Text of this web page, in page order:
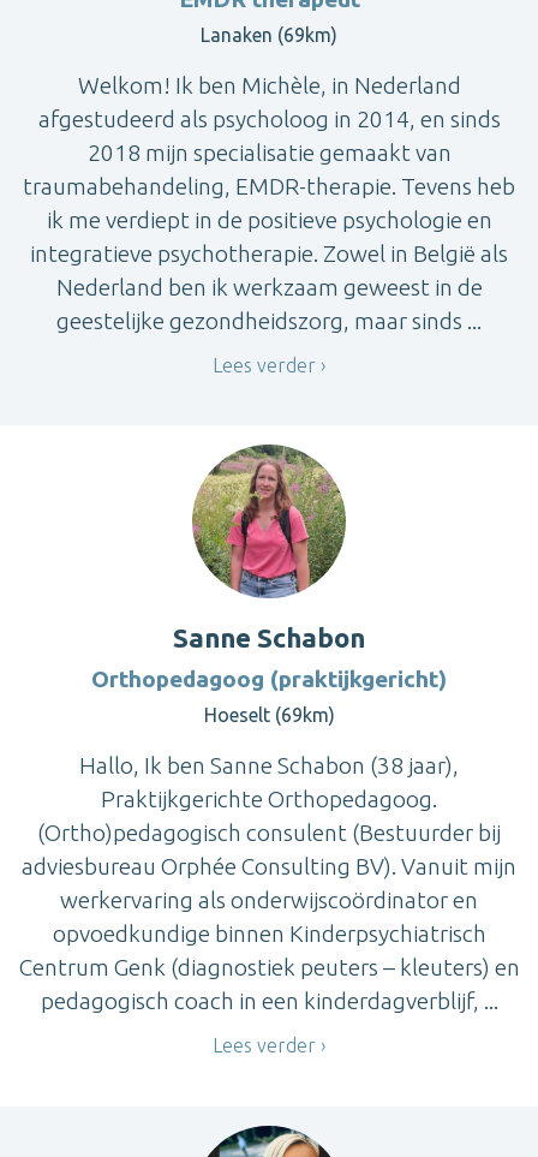
Lanaken (69km)
Welkom! Ik ben Michèle, in Nederland
afgestudeerd als psycholoog in 2014, en sinds
2018 mijn specialisatie gemaakt van
traumabehandeling, EMDR-therapie. Tevens heb
ik me verdiept in de positieve psychologie en
integratieve psychotherapie. Zowel in België als
Nederland ben ik werkzaam geweest in de
geestelijke gezondheidszorg, maar sinds ...
Lees verder
Sanne Schabon
Orthopedagoog (praktijkgericht)
Hoeselt (69km)
Hallo, Ik ben Sanne Schabon (38 jaar),
Praktijkgerichte Orthopedagoog.
(Ortho)pedagogisch consulent (Bestuurder bij
adviesbureau Orphée Consulting BV). Vanuit mijn
werkervaring als onderwijscoördinator en
opvoedkundige binnen Kinderpsychiatrisch
Centrum Genk (diagnostiek peuters – kleuters) en
pedagogisch coach in een kinderdagverblijf, ...
Lees verder